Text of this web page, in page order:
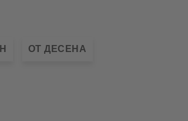
ОТ ДЕСЕНА